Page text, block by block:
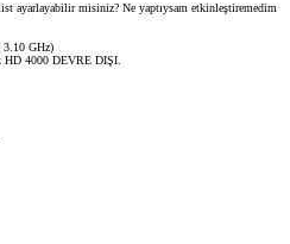
ayarlayabilir misiniz? Ne yaptıysam etkinleştiremedim
GHz)
HD 4000 DEVRE DIŞI.